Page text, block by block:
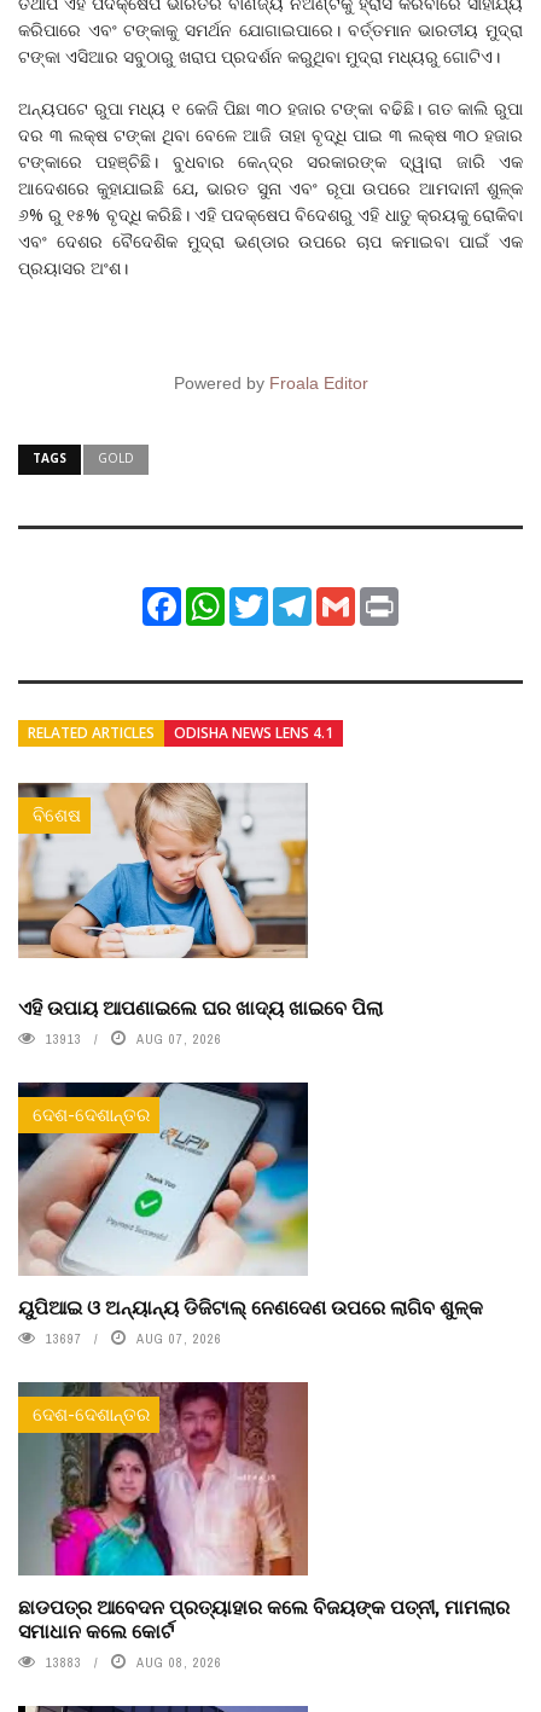
କରିପାରେ ଏବଂ ଟଙ୍କାକୁ ସମର୍ଥନ ଯୋଗାଇପାରେ। ବର୍ତ୍ତମାନ ଭାରତୀୟ ମୁଦ୍ରା
ଟଙ୍କା ଏସିଆର ସବୁଠାରୁ ଖରାପ ପ୍ରଦର୍ଶନ କରୁଥିବା ମୁଦ୍ରା ମଧ୍ୟରୁ ଗୋଟିଏ।
ଅନ୍ୟପଟେ ରୁପା ମଧ୍ୟ ୧ କେଜି ପିଛା ୩୦ ହଜାର ଟଙ୍କା ବଢିଛି। ଗତ କାଲି ରୁପା
ଦର ୩ ଲକ୍ଷ ଟଙ୍କା ଥିବା ବେଳେ ଆଜି ତାହା ବୃଦ୍ଧି ପାଇ ୩ ଲକ୍ଷ ୩୦ ହଜାର
ଟଙ୍କାରେ ପହଞ୍ଚିଛି। ବୁଧବାର କେନ୍ଦ୍ର ସରକାରଙ୍କ ଦ୍ୱାରା ଜାରି ଏକ
ଆଦେଶରେ କୁହାଯାଇଛି ଯେ, ଭାରତ ସୁନା ଏବଂ ରୂପା ଉପରେ ଆମଦାନୀ ଶୁଳ୍କ
୬% ରୁ ୧୫% ବୃଦ୍ଧି କରିଛି। ଏହି ପଦକ୍ଷେପ ବିଦେଶରୁ ଏହି ଧାତୁ କ୍ରୟକୁ ରୋକିବା
ଏବଂ ଦେଶର ବୈଦେଶିକ ମୁଦ୍ରା ଭଣ୍ଡାର ଉପରେ ଚାପ କମାଇବା ପାଇଁ ଏକ
ପ୍ରୟାସର ଅଂଶ।
Powered by Froala Editor
TAGS GOLD
FacebookWhatsApp
TwitterTelegram
Gmail
RELATED ARTICLES ODISHA NEWS LENS 4.1
ବିଶେଷ
ଏହି ଉପାୟ ଆପଣାଇଲେ ଘର ଖାଦ୍ୟ ଖାଇବେ ପିଲା
13913 AUG 07, 2026
ଦେଶ-ଦେଶାନ୍ତର
ୟୁପିଆଇ ଓ ଅନ୍ୟାନ୍ୟ ଡିଜିଟାଲ୍ ନେଣଦେଣ ଉପରେ ଲାଗିବ ଶୁଳ୍କ
13697 AUG 07, 2026
ଦେଶ-ଦେଶାନ୍ତର
ଛାଡପତ୍ର ଆବେଦନ ପ୍ରତ୍ୟାହାର କଲେ ବିଜୟଙ୍କ ପତ୍ନୀ, ମାମଲାର
ସମାଧାନ କଲେ କୋର୍ଟ
13883 AUG 08, 2026